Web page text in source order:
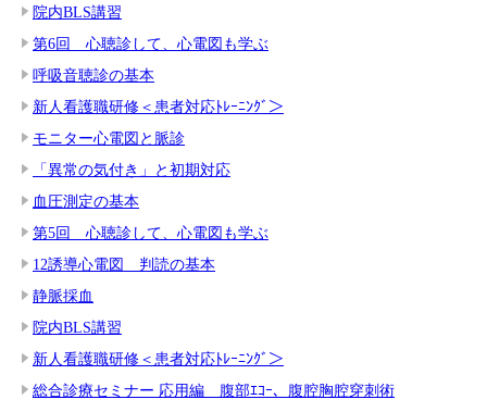
院内BLS講習
第6回 心聴診して、心電図も学ぶ
呼吸音聴診の基本
新人看護職研修＜患者対応ﾄﾚｰﾆﾝｸﾞ＞
モニター心電図と脈診
「異常の気付き」と初期対応
血圧測定の基本
第5回 心聴診して、心電図も学ぶ
12誘導心電図 判読の基本
静脈採血
院内BLS講習
新人看護職研修＜患者対応ﾄﾚｰﾆﾝｸﾞ＞
総合診療セミナー 応用編 腹部ｴｺｰ、腹腔胸腔穿刺術